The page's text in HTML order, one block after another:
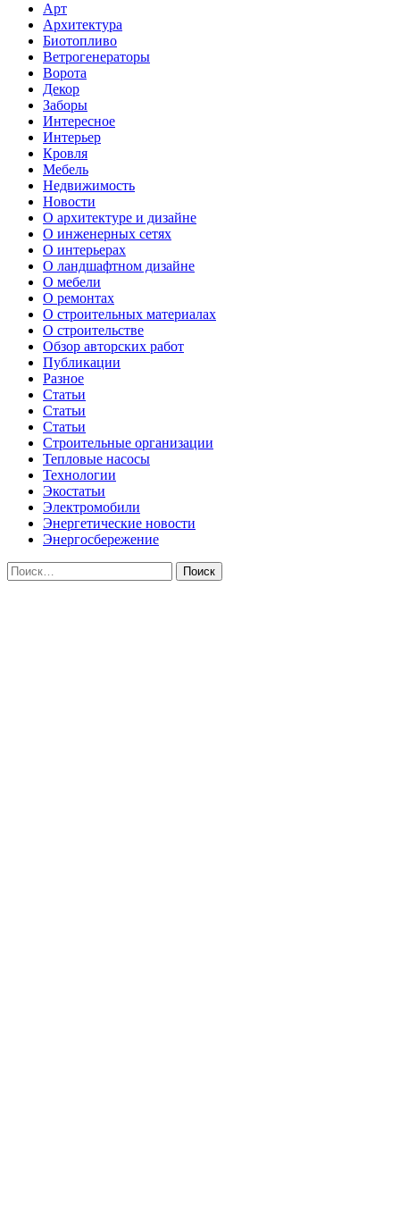
Арт
Архитектура
Биотопливо
Ветрогенераторы
Ворота
Декор
Заборы
Интересное
Интерьер
Кровля
Мебель
Недвижимость
Новости
О архитектуре и дизайне
О инженерных сетях
О интерьерах
О ландшафтном дизайне
О мебели
О ремонтах
О строительных материалах
О строительстве
Обзор авторских работ
Публикации
Разное
Статьи
Статьи
Статьи
Строительные организации
Тепловые насосы
Технологии
Экостатьи
Электромобили
Энергетические новости
Энергосбережение
Найти: